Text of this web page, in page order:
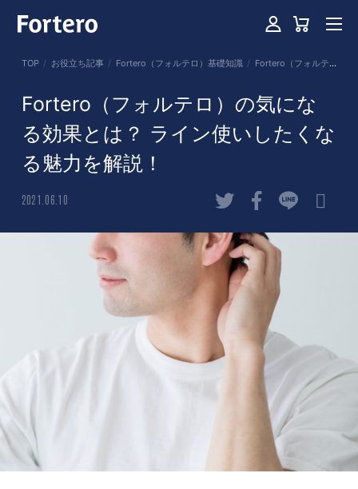
TOP お役立ち記事 Fortero（フォルテロ）基礎知識 Fortero（フォルテロ）の気になる効果とは？ ライン使いしたくなる魅力を解説！
Fortero（フォルテロ）の気にな
る効果とは？ ライン使いしたくな
る魅力を解説！
2021.06.10